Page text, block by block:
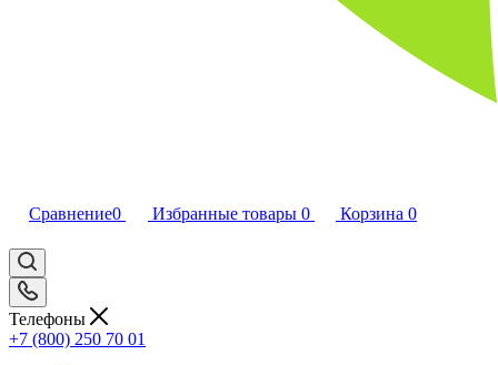
Сравнение0 Избранные товары 0 Корзина 0
Телефоны
+7 (800) 250 70 01